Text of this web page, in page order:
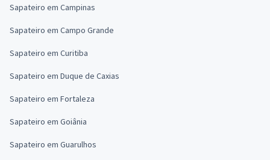
Sapateiro em Campinas
Sapateiro em Campo Grande
Sapateiro em Curitiba
Sapateiro em Duque de Caxias
Sapateiro em Fortaleza
Sapateiro em Goiânia
Sapateiro em Guarulhos